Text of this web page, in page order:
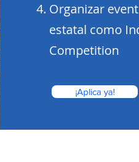
Organizar
estatal como
Competition
¡Aplica ya!